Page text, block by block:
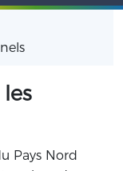
Pays Nord